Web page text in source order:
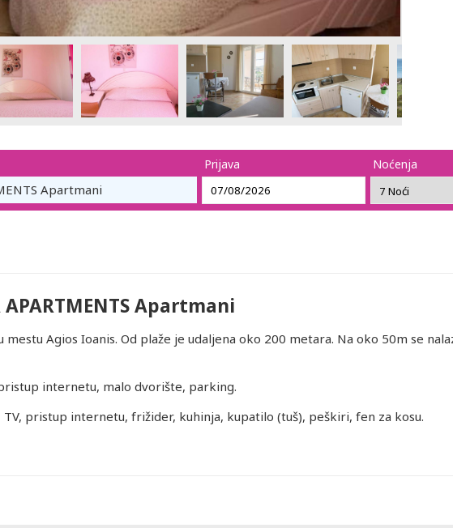
Apartmani
Prijava Noćenja
APARTMENTS Apartmani
mestu Agios Ioanis. Od plaže je udaljena oko 200 metara. Na oko 50m se
internetu, malo dvorište, parking.
pristup internetu, frižider, kuhinja, kupatilo (tuš), peškiri, fen za kosu.